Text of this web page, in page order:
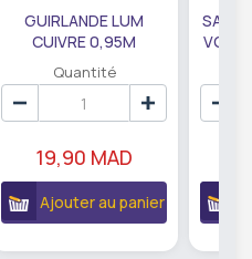
GUIRLANDE LUM
CUIVRE 0,95M
DE79207
Quantité
19,90 MAD
Ajouter au panier